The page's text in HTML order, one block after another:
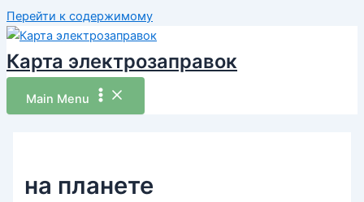
Перейти к содержимому
Карта электрозаправок
Main Menu
на планете